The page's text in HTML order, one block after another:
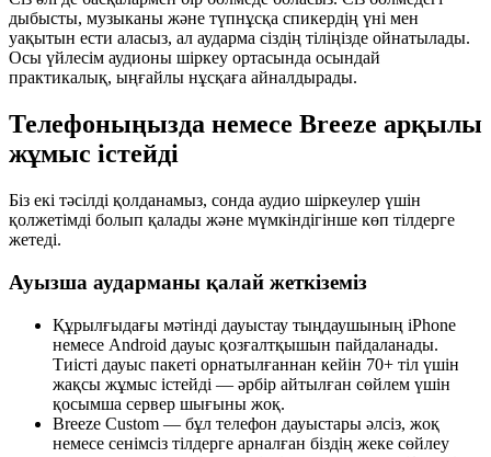
дыбысты, музыканы және түпнұсқа спикердің үні мен
уақытын ести аласыз, ал аударма сіздің тіліңізде ойнатылады.
Осы үйлесім аудионы шіркеу ортасында осындай
практикалық, ыңғайлы нұсқаға айналдырады.
Телефоныңызда немесе Breeze арқылы
жұмыс істейді
Біз екі тәсілді қолданамыз, сонда аудио шіркеулер үшін
қолжетімді болып қалады және мүмкіндігінше көп тілдерге
жетеді.
Ауызша аударманы қалай жеткіземіз
Құрылғыдағы мәтінді дауыстау тыңдаушының iPhone
немесе Android дауыс қозғалтқышын пайдаланады.
Тиісті дауыс пакеті орнатылғаннан кейін 70+ тіл үшін
жақсы жұмыс істейді — әрбір айтылған сөйлем үшін
қосымша сервер шығыны жоқ.
Breeze Custom — бұл телефон дауыстары әлсіз, жоқ
немесе сенімсіз тілдерге арналған біздің жеке сөйлеу